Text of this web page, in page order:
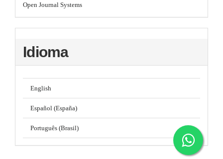
Open Journal Systems
Idioma
English
Español (España)
Português (Brasil)